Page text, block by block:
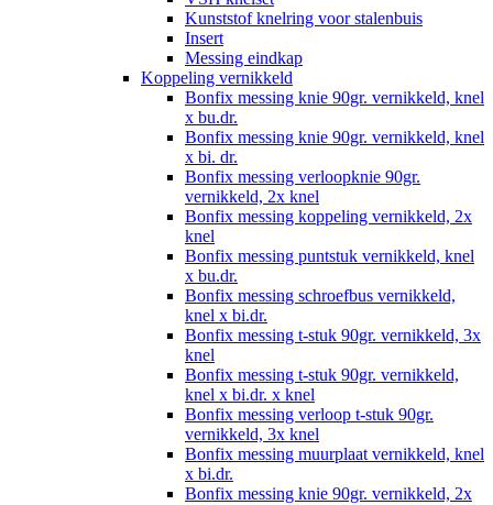
Kunststof knelring voor stalenbuis
Insert
Messing eindkap
Koppeling vernikkeld
Bonfix messing knie 90gr. vernikkeld, knel
x bu.dr.
Bonfix messing knie 90gr. vernikkeld, knel
x bi. dr.
Bonfix messing verloopknie 90gr.
vernikkeld, 2x knel
Bonfix messing koppeling vernikkeld, 2x
knel
Bonfix messing puntstuk vernikkeld, knel
x bu.dr.
Bonfix messing schroefbus vernikkeld,
knel x bi.dr.
Bonfix messing t-stuk 90gr. vernikkeld, 3x
knel
Bonfix messing t-stuk 90gr. vernikkeld,
knel x bi.dr. x knel
Bonfix messing verloop t-stuk 90gr.
vernikkeld, 3x knel
Bonfix messing muurplaat vernikkeld, knel
x bi.dr.
Bonfix messing knie 90gr. vernikkeld, 2x